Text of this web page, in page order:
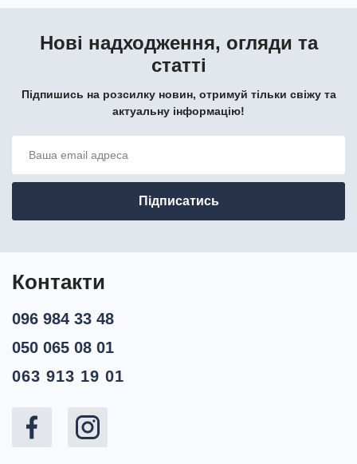
Нові надходження, огляди та
статті
Підпишись на розсилку новин, отримуй тільки свіжу та
актуальну інформацію!
Контакти
096 984 33 48
050 065 08 01
063 913 19 01